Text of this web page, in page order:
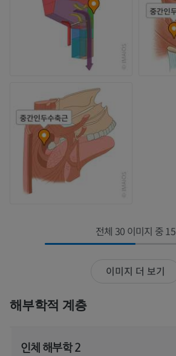
전체 30 이미지 중 15
이미지 더 보기
해부학적 계층
인체 해부학 2